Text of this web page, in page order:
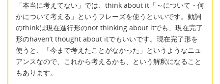
「本当に考えてない」では、think about it「～について・何
かについて考える」というフレーズを使うといいです。動詞
のthinkは現在進行形のnot thinking about itでも、現在完了
形のhaven’t thought about itでもいいです。現在完了形を
使うと、「今まで考えたことがなかった」というようなニュ
アンスなので、これから考えるかも、という解釈になること
もあります。